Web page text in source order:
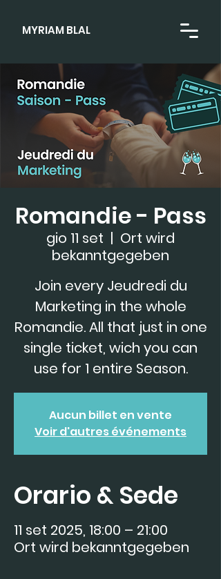
MYRIAM BLAL
Romandie - Pass
gio 11 set
  |
Ort wird
bekanntgegeben
Join every Jeudredi du
Marketing in the whole
Romandie. All that just in one
single ticket, wich you can
use for 1 entire Season.
Aucun billet en vente
Voir d'autres événements
Orario & Sede
11 set 2025, 18:00 – 21:00
Ort wird bekanntgegeben